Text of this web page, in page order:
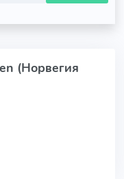
(Норвегия